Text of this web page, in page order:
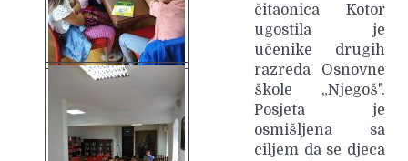
čitaonica Kotor
ugostila je
učenike drugih
razreda Osnovne
škole „Njegoš".
Posjeta je
osmišljena sa
ciljem da se djeca